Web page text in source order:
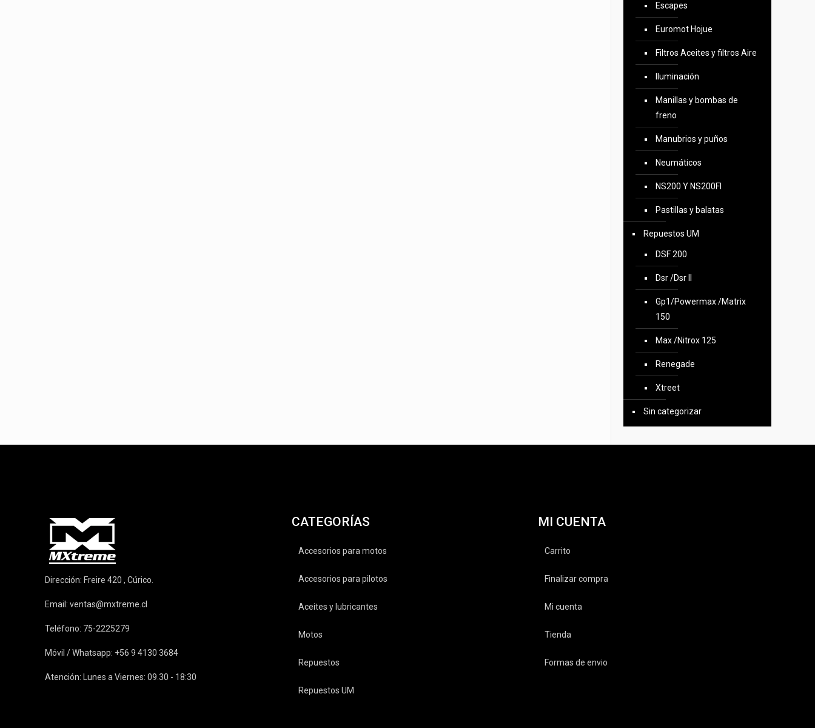
Escapes
Euromot Hojue
Filtros Aceites y filtros Aire
Iluminación
Manillas y bombas de
freno
Manubrios y puños
Neumáticos
NS200 Y NS200FI
Pastillas y balatas
Repuestos UM
DSF 200
Dsr /Dsr II
Gp1/Powermax /Matrix
150
Max /Nitrox 125
Renegade
Xtreet
Sin categorizar
Dirección: Freire 420 , Cúrico.
Email:ventas@mxtreme.cl
Teléfono: 75-2225279
Móvil / Whatsapp: +56 9 4130 3684
Atención: Lunes a Viernes: 09.30 - 18:30
CATEGORÍAS
Accesorios para motos
Accesorios para pilotos
Aceites y lubricantes
Motos
Repuestos
Repuestos UM
MI CUENTA
Carrito
Finalizar compra
Mi cuenta
Tienda
Formas de envio